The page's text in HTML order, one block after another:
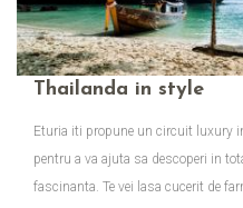
Thailanda in style
Eturia iti propune un circuit luxury
pentru a va ajuta sa descoperi in
fascinanta. Te vei lasa cucerit de